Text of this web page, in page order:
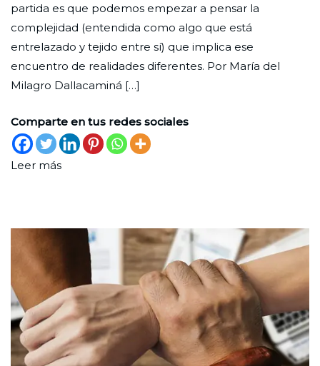
de
2023
partida es que podemos empezar a pensar la
complejidad (entendida como algo que está
entrelazado y tejido entre sí) que implica ese
encuentro de realidades diferentes. Por María del
Milagro Dallacaminá […]
Comparte en tus redes sociales
Leer más